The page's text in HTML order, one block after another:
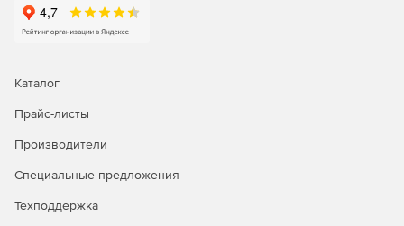
Каталог
Прайс-листы
Производители
Специальные предложения
Техподдержка